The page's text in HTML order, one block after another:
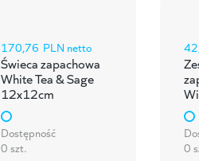
170,76 PLN netto
Świeca zapachowa
White Tea & Sage
12x12cm
Dostępność
0 szt.
0